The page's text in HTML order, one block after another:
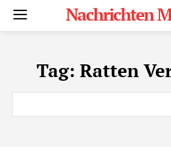
Nachrichten
Tag: Ratten